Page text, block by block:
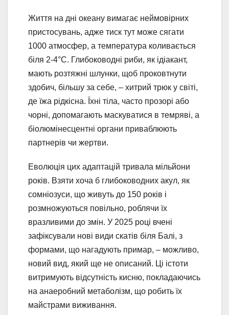
Життя на дні океану вимагає неймовірних
пристосувань, адже тиск тут може сягати
1000 атмосфер, а температура коливається
біля 2-4°C. Глибоководні риби, як ідіакант,
мають розтяжні шлунки, щоб проковтнути
здобич, більшу за себе, – хитрий трюк у світі,
де їжа рідкісна. Їхні тіла, часто прозорі або
чорні, допомагають маскуватися в темряві, а
біолюмінесцентні органи приваблюють
партнерів чи жертви.
Еволюція цих адаптацій тривала мільйони
років. Взяти хоча б глибоководних акул, як
сомніозуси, що живуть до 150 років і
розмножуються повільно, роблячи їх
вразливими до змін. У 2025 році вчені
зафіксували нові види скатів біля Балі, з
формами, що нагадують примар, – можливо,
новий вид, який ще не описаний. Ці істоти
витримують відсутність кисню, покладаючись
на анаеробний метаболізм, що робить їх
майстрами виживання.